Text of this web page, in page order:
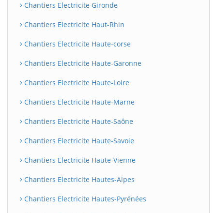
Chantiers Electricite Gironde
Chantiers Electricite Haut-Rhin
Chantiers Electricite Haute-corse
Chantiers Electricite Haute-Garonne
Chantiers Electricite Haute-Loire
Chantiers Electricite Haute-Marne
Chantiers Electricite Haute-Saône
Chantiers Electricite Haute-Savoie
Chantiers Electricite Haute-Vienne
Chantiers Electricite Hautes-Alpes
Chantiers Electricite Hautes-Pyrénées